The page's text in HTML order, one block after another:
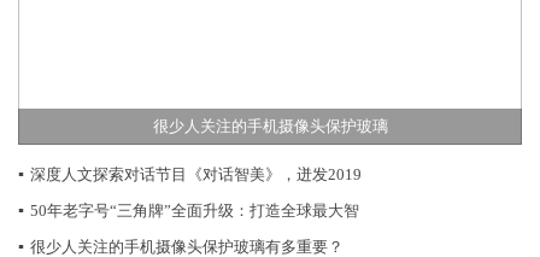
很少人关注的手机摄像头保护玻璃
▪ 深度人文探索对话节目《对话智美》，迸发2019
▪ 50年老字号“三角牌”全面升级：打造全球最大智
▪ 很少人关注的手机摄像头保护玻璃有多重要？